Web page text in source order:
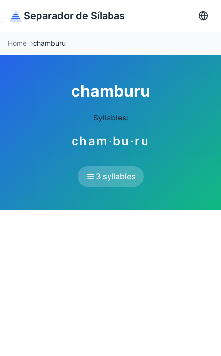
Separador de Sílabas
Home chamburu
chamburu
Syllables:
cham·bu·ru
3 syllables